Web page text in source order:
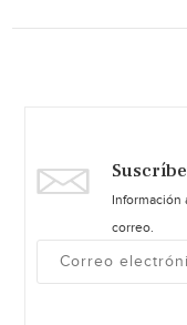
Información
correo.